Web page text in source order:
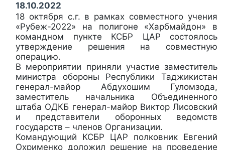
18.10.2022
18 октября с.г. в рамках совместного учения
«Рубеж-2022» на полигоне «Харбмайдон» в
командном пункте КСБР ЦАР состоялось
утверждение решения на совместную
операцию.
В мероприятии приняли участие заместитель
министра обороны Республики Таджикистан
генерал-майор Абдухошим Гуломзода,
заместитель начальника Объединенного
штаба ОДКБ генерал-майор Виктор Лисовский
и представители оборонных ведомств
государств – членов Организации.
Командующий КСБР ЦАР полковник Евгений
Охрименко доложил решение на проведение